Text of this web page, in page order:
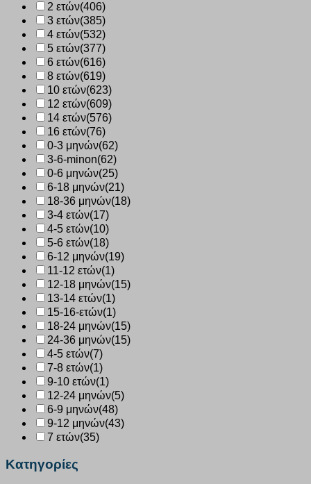
2 ετών(406)
3 ετών(385)
4 ετών(532)
5 ετών(377)
6 ετών(616)
8 ετών(619)
10 ετών(623)
12 ετών(609)
14 ετών(576)
16 ετών(76)
0-3 μηνών(62)
3-6-minon(62)
0-6 μηνών(25)
6-18 μηνών(21)
18-36 μηνών(18)
3-4 ετών(17)
4-5 ετών(10)
5-6 ετών(18)
6-12 μηνών(19)
11-12 ετών(1)
12-18 μηνών(15)
13-14 ετών(1)
15-16-ετών(1)
18-24 μηνών(15)
24-36 μηνών(15)
4-5 ετών(7)
7-8 ετών(1)
9-10 ετών(1)
12-24 μηνών(5)
6-9 μηνών(48)
9-12 μηνών(43)
7 ετών(35)
Κατηγορίες